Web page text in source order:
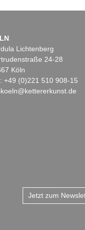
Lichtenberg
24-28
Köln
+49 (0)221 510 908-15
Jetzt zum